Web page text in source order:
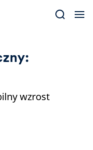
wzrost